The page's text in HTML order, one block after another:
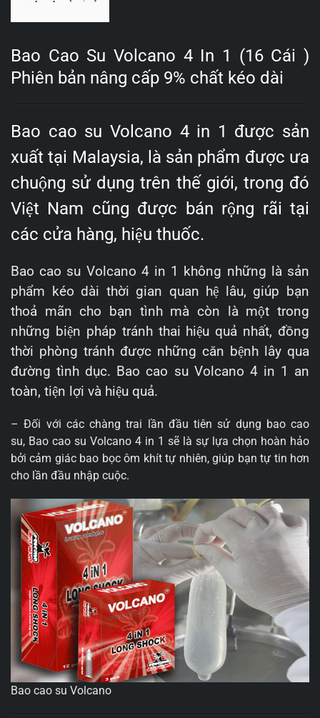
Bao Cao Su Volcano 4 In 1 (16 Cái )
Phiên bản nâng cấp 9% chất kéo dài
Bao cao su Volcano 4 in 1 được sản
xuất tại Malaysia, là sản phẩm được ưa
chuộng sử dụng trên thế giới, trong đó
Việt Nam cũng được bán rộng rãi tại
các cửa hàng, hiệu thuốc.
Bao cao su Volcano 4 in 1 không những là sản
phẩm kéo dài thời gian quan hệ lâu, giúp bạn
thoả mãn cho bạn tình mà còn là một trong
những biện pháp tránh thai hiệu quả nhất, đồng
thời phòng tránh được những căn bệnh lây qua
đường tình dục. Bao cao su Volcano 4 in 1 an
toàn, tiện lợi và hiệu quả.
– Đối với các chàng trai lần đầu tiên sử dụng bao cao
su, Bao cao su Volcano 4 in 1 sẽ là sự lựa chọn hoàn hảo
bởi cảm giác bao bọc ôm khít tự nhiên, giúp bạn tự tin hơn
cho lần đầu nhập cuộc.
Bao cao su Volcano